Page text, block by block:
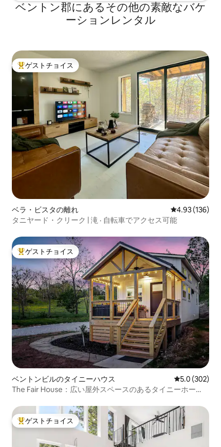
ベントン郡にあるその他の素敵なバケ
ーションレンタル
大好評のゲストチョイスです。
ゲストチョイス
ベラ・ビスタの離れ レビュー136
4.93 (136)
タニヤード・クリーク | 滝 · 自転車でアクセス可能
大好評のゲストチョイスです。
ゲストチョイス
ベントンビルのタイニーハウス レビュー302
5.0 (302)
The Fair House：広い屋外スペースのあるタイニーホー
大好評のゲストチョイスです。
ゲストチョイス